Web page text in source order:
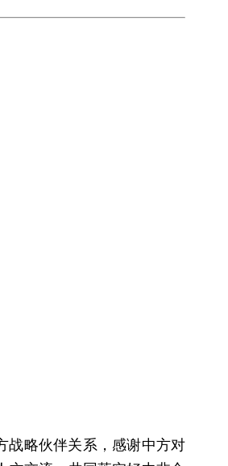
战略伙伴关系，感谢中方对